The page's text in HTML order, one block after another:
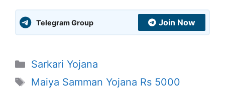
Telegram Group Join Now
Categories
Sarkari Yojana
Tags
Maiya Samman Yojana Rs 5000